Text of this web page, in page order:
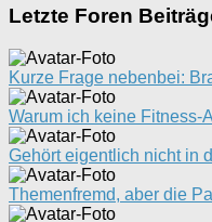
Letzte Foren
Kurze Frage nebenbei:
Warum ich keine Fitness-
Gehört eigentlich nicht in
Themenfremd, aber die